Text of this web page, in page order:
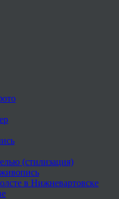
(стилизация)
в Нижневартовске